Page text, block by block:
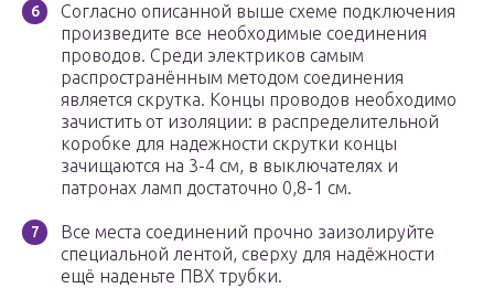
Согласно описанной выше схеме подключения
произведите все необходимые соединения
проводов. Среди электриков самым
распространённым методом соединения
является скрутка. Концы проводов необходимо
зачистить от изоляции: в распределительной
коробке для надежности скрутки концы
зачищаются на 3-4 см, в выключателях и
патронах ламп достаточно 0,8-1 см.
Все места соединений прочно заизолируйте
специальной лентой, сверху для надёжности
ещё наденьте ПВХ трубки.